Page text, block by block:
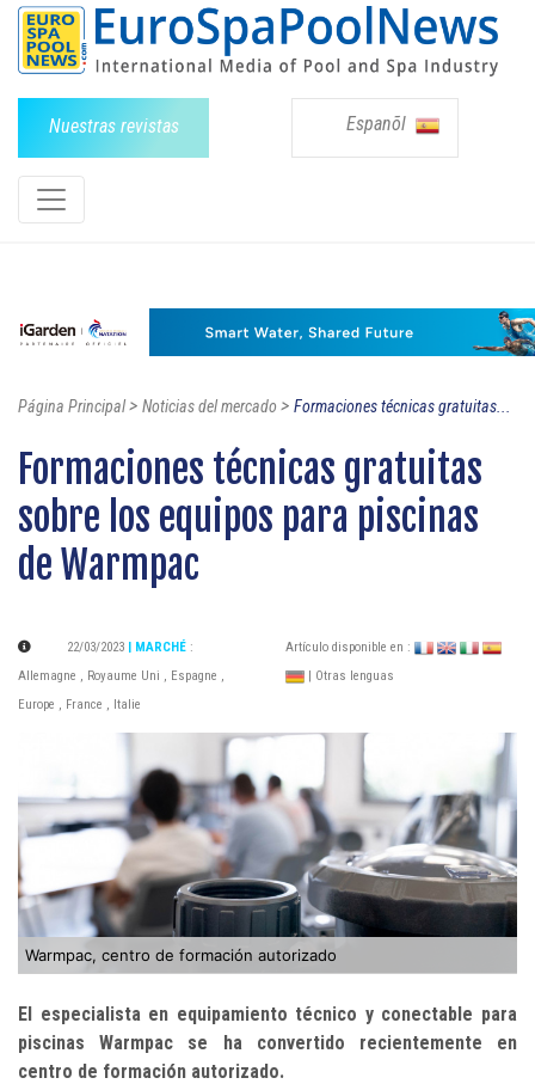
Nuestras revistas Espanõl
Página Principal> Noticias del mercado > Formaciones técnicas gratuitas...
Formaciones técnicas gratuitas
sobre los equipos para piscinas
de Warmpac
22/03/2023 | MARCHÉ :
Allemagne , Royaume Uni , Espagne ,
Europe , France , Italie
Artículo disponible en :
| Otras lenguas
Warmpac, centro de formación autorizado
El especialista en equipamiento técnico y conectable para
piscinas Warmpac se ha convertido recientemente en
centro de formación autorizado.